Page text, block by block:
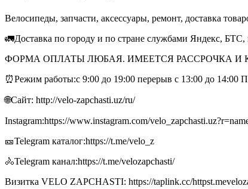
Велосипеды, запчасти, аксессуары, ремонт, доставка
🚛Доставка по городу и по стране службами Яндекс, БТС,
ФОРМА ОПЛАТЫ ЛЮБАЯ. ИМЕЕТСЯ РАССРОЧКА И
⏰Режим работы:с 9:00 до 19:00 перерыв с 13:00 до 14:00
🌐Сайт: http://velo-zapchasti.uz/ru/
Instagram:https://www.instagram.com/
🎫Telegram каталог:https://t.me/velo_z
🚴Telegram канал:https://t.me/velozapchasti/
Визитка VELO ZAPCHASTI: https://taplink.cc/